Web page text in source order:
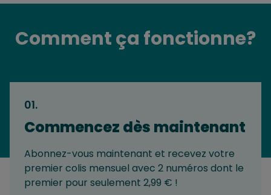
Comment ça fonctionne?
01.
Commencez dès maintenant
Abonnez-vous maintenant et recevez votre
premier colis mensuel avec 2 numéros dont le
premier pour seulement 2,99 € !